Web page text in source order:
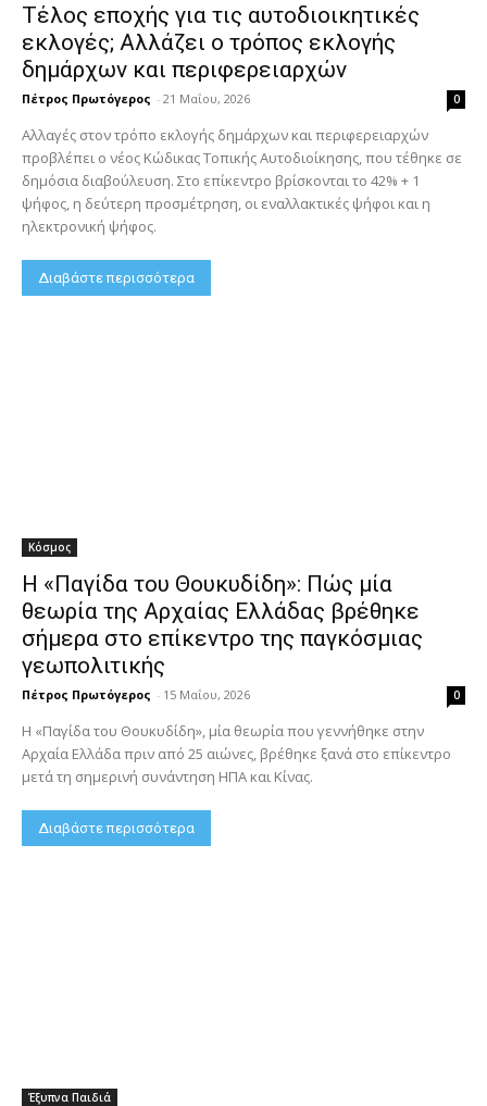
Τέλος εποχής για τις αυτοδιοικητικές
εκλογές; Αλλάζει ο τρόπος εκλογής
δημάρχων και περιφερειαρχών
Πέτρος Πρωτόγερος - 21 Μαΐου, 2026 0
Αλλαγές στον τρόπο εκλογής δημάρχων και περιφερειαρχών
προβλέπει ο νέος Κώδικας Τοπικής Αυτοδιοίκησης, που τέθηκε σε
δημόσια διαβούλευση. Στο επίκεντρο βρίσκονται το 42% + 1
ψήφος, η δεύτερη προσμέτρηση, οι εναλλακτικές ψήφοι και η
ηλεκτρονική ψήφος.
Διαβάστε περισσότερα
Κόσμος
Η «Παγίδα του Θουκυδίδη»: Πώς μία
θεωρία της Αρχαίας Ελλάδας βρέθηκε
σήμερα στο επίκεντρο της παγκόσμιας
γεωπολιτικής
Πέτρος Πρωτόγερος - 15 Μαΐου, 2026 0
Η «Παγίδα του Θουκυδίδη», μία θεωρία που γεννήθηκε στην
Αρχαία Ελλάδα πριν από 25 αιώνες, βρέθηκε ξανά στο επίκεντρο
μετά τη σημερινή συνάντηση ΗΠΑ και Κίνας.
Διαβάστε περισσότερα
Έξυπνα Παιδιά